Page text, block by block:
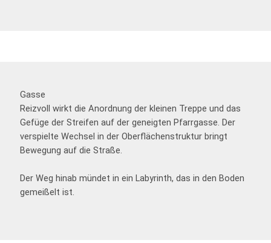
Gasse
Reizvoll wirkt die Anordnung der kleinen Treppe und das
Gefüge der Streifen auf der geneigten Pfarrgasse. Der
verspielte Wechsel in der Oberflächenstruktur bringt
Bewegung auf die Straße.
Der Weg hinab mündet in ein Labyrinth, das in den Boden
gemeißelt ist.